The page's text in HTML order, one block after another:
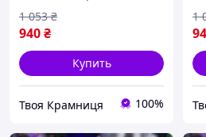
коктейлей стек MOD58L
940₴
1 053 ₴
Купить
Твоя Крамниця 100%
1